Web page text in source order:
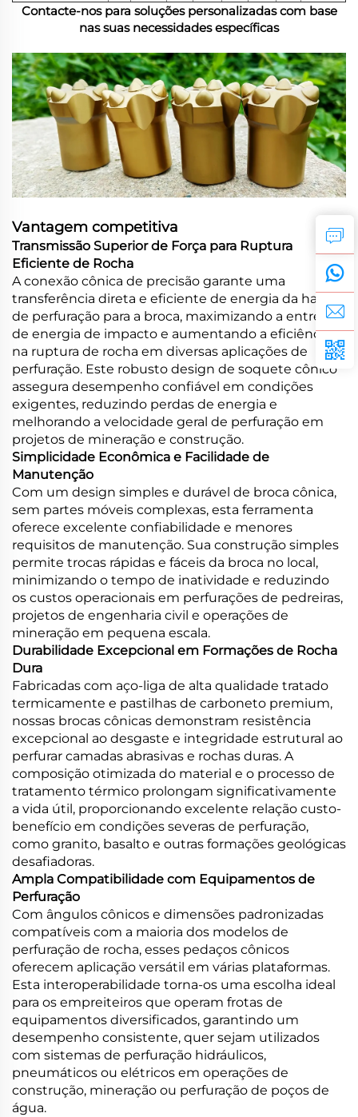
Contacte-nos para soluções personalizadas com base
nas suas necessidades específicas
Vantagem competitiva
Transmissão Superior de Força para Ruptura
Eficiente de Rocha
A conexão cônica de precisão garante uma
transferência direta e eficiente de energia da haste
de perfuração para a broca, maximizando a entrega
de energia de impacto e aumentando a eficiência
na ruptura de rocha em diversas aplicações de
perfuração. Este robusto design de soquete cônico
assegura desempenho confiável em condições
exigentes, reduzindo perdas de energia e
melhorando a velocidade geral de perfuração em
projetos de mineração e construção.
Simplicidade Econômica e Facilidade de
Manutenção
Com um design simples e durável de broca cônica,
sem partes móveis complexas, esta ferramenta
oferece excelente confiabilidade e menores
requisitos de manutenção. Sua construção simples
permite trocas rápidas e fáceis da broca no local,
minimizando o tempo de inatividade e reduzindo
os custos operacionais em perfurações de pedreiras,
projetos de engenharia civil e operações de
mineração em pequena escala.
Durabilidade Excepcional em Formações de Rocha
Dura
Fabricadas com aço-liga de alta qualidade tratado
termicamente e pastilhas de carboneto premium,
nossas brocas cônicas demonstram resistência
excepcional ao desgaste e integridade estrutural ao
perfurar camadas abrasivas e rochas duras. A
composição otimizada do material e o processo de
tratamento térmico prolongam significativamente
a vida útil, proporcionando excelente relação custo-
benefício em condições severas de perfuração,
como granito, basalto e outras formações geológicas
desafiadoras.
Ampla Compatibilidade com Equipamentos de
Perfuração
Com ângulos cônicos e dimensões padronizadas
compatíveis com a maioria dos modelos de
perfuração de rocha, esses pedaços cônicos
oferecem aplicação versátil em várias plataformas.
Esta interoperabilidade torna-os uma escolha ideal
para os empreiteiros que operam frotas de
equipamentos diversificados, garantindo um
desempenho consistente, quer sejam utilizados
com sistemas de perfuração hidráulicos,
pneumáticos ou elétricos em operações de
construção, mineração ou perfuração de poços de
água.